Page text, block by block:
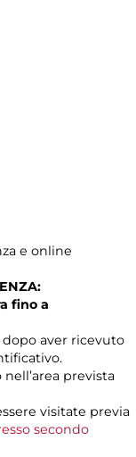
e online
fino a
aver ricevuto
prevista
visitate previa
secondo